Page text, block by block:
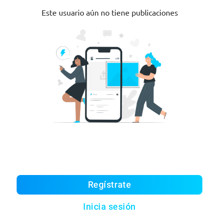
Este usuario aún no tiene publicaciones
Regístrate
Inicia sesión